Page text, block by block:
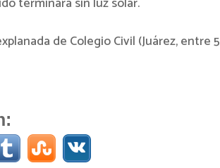
de Colegio Civil (Juárez, entre 5